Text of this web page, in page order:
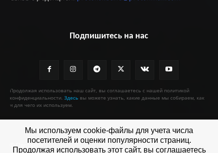
Подпишитесь на нас
Продолжая использовать наш сайт, вы соглашаетесь с нашей политикой
конфиденциальности. Здесь вы можете узнать, какие данные мы собираем, как
и для чего их используем.
© Протокол
Мы используем cookie-файлы для учета числа
посетителей и оценки популярности страниц.
Продолжая использовать этот сайт, вы соглашаетесь